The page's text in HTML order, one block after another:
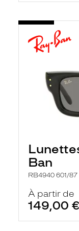
Ban
RB4940 601/
À partir de
149,00 €